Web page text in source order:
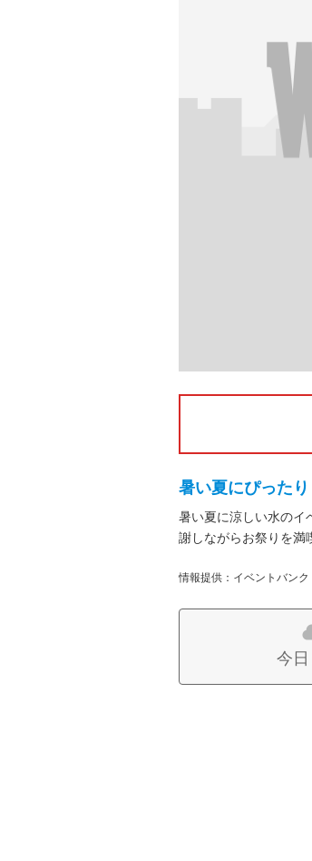
暑い夏にぴったり
暑い夏に涼しい水のイ
謝しながらお祭りを満
情報提供：イベントバンク
今日